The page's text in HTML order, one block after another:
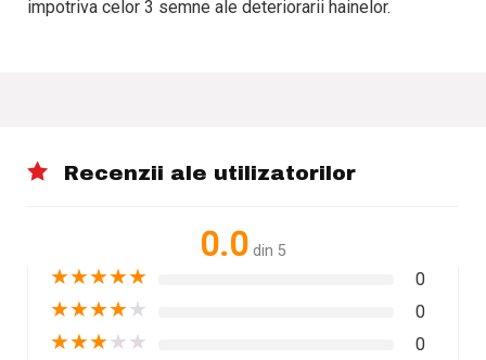
impotriva celor 3 semne ale deteriorarii hainelor.
Recenzii ale utilizatorilor
0.0 din 5
★★★★★ 0
★★★★★ 0
★★★★★ 0